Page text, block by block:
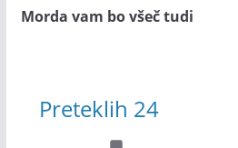
Morda vam bo všeč tudi
Preteklih 24